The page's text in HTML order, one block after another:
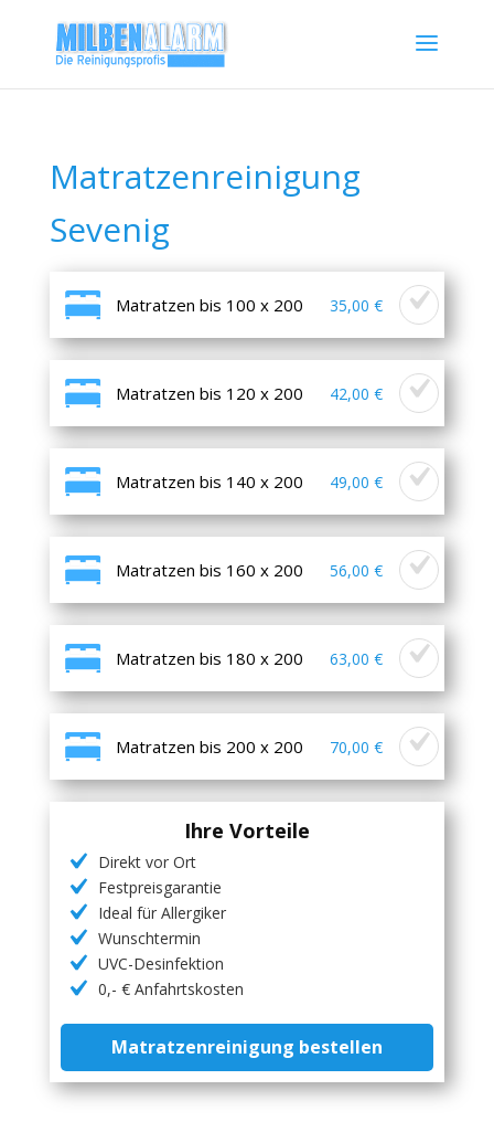
Matratzenreinigung
Sevenig
Matratzen bis 100 x 200 35,00 €
Matratzen bis 120 x 200 42,00 €
Matratzen bis 140 x 200 49,00 €
Matratzen bis 160 x 200 56,00 €
Matratzen bis 180 x 200 63,00 €
Matratzen bis 200 x 200 70,00 €
Ihre Vorteile
Direkt vor Ort
Festpreisgarantie
Ideal für Allergiker
Wunschtermin
UVC-Desinfektion
0,- € Anfahrtskosten
Matratzenreinigung bestellen